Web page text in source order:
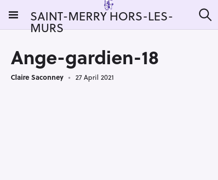
i
SAINT-MERRY HORS-LES-
MURS e
Ange-gardien-18
Claire Saconney 27 April 2021